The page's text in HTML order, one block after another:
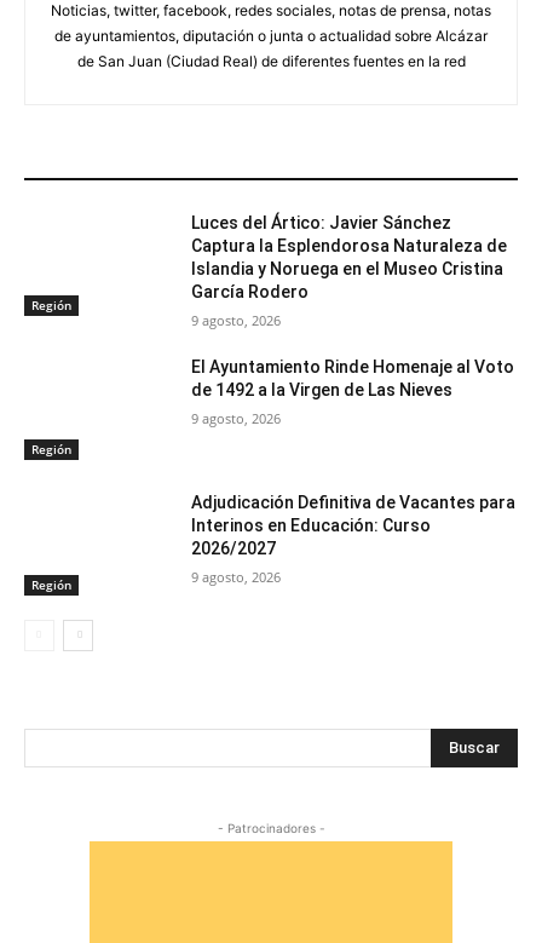
Noticias, twitter, facebook, redes sociales, notas de prensa, notas
de ayuntamientos, diputación o junta o actualidad sobre Alcázar
de San Juan (Ciudad Real) de diferentes fuentes en la red
Región
Luces del Ártico: Javier Sánchez
Captura la Esplendorosa Naturaleza de
Islandia y Noruega en el Museo Cristina
García Rodero
9 agosto, 2026
Región
El Ayuntamiento Rinde Homenaje al Voto
de 1492 a la Virgen de Las Nieves
9 agosto, 2026
Región
Adjudicación Definitiva de Vacantes para
Interinos en Educación: Curso
2026/2027
9 agosto, 2026
Buscar
- Patrocinadores -